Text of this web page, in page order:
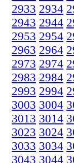
2933 2934
2943 2944
2953 2954
2963 2964
2973 2974
2983 2984
2993 2994
3003 3004
3013 3014
3023 3024
3033 3034
3043 3044